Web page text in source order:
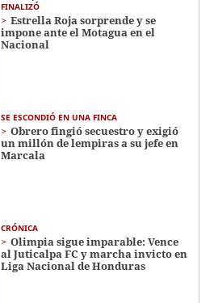
FINALIZÓ
Estrella Roja sorprende y se
impone ante el Motagua en el
Nacional
SE ESCONDIÓ EN UNA FINCA
Obrero fingió secuestro y exigió
un millón de lempiras a su jefe en
Marcala
CRÓNICA
Olimpia sigue imparable: Vence
al Juticalpa FC y marcha invicto en
Liga Nacional de Honduras